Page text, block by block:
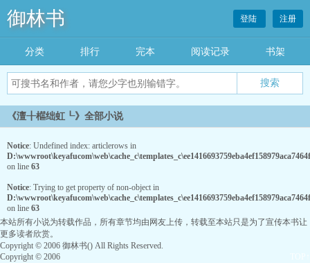
御林书 登陆 注册
分类 排行 完本 阅读记录 书架
《澶╂櫙绌虹┖》全部小说
Notice: Undefined index: articlerows in
on line 63
Notice: Trying to get property of non-object in
on line 63
本站所有小说为转载作品，所有章节均由网友上传，转载至本站只是为了宣传本书让
更多读者欣赏。
Copyright © 2006 御林书() All Rights Reserved.
Copyright © 2006